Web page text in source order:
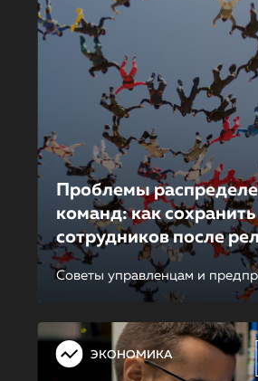
Проблемы
команд: как сохранить
сотрудников после
Советы управленцам и
ЭКОНОМИКА